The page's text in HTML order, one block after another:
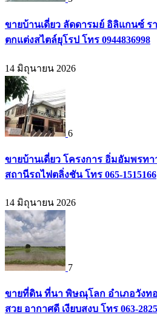
ขายบ้านเดี่ยว ลัดดารมย์ อิลิแกนซ์
ตกแต่งสไตล์ยุโรป โทร 0944836998
14 มิถุนายน 2026
6
ขายบ้านเดี่ยว โครงการ อิ่มอัมพรท
สถานีรถไฟตลิ่งชัน โทร 065-1515166
14 มิถุนายน 2026
7
ขายที่ดิน ที่นา พิษณุโลก อำเภอวังทอ
สวย อากาศดี เงียบสงบ โทร 063-